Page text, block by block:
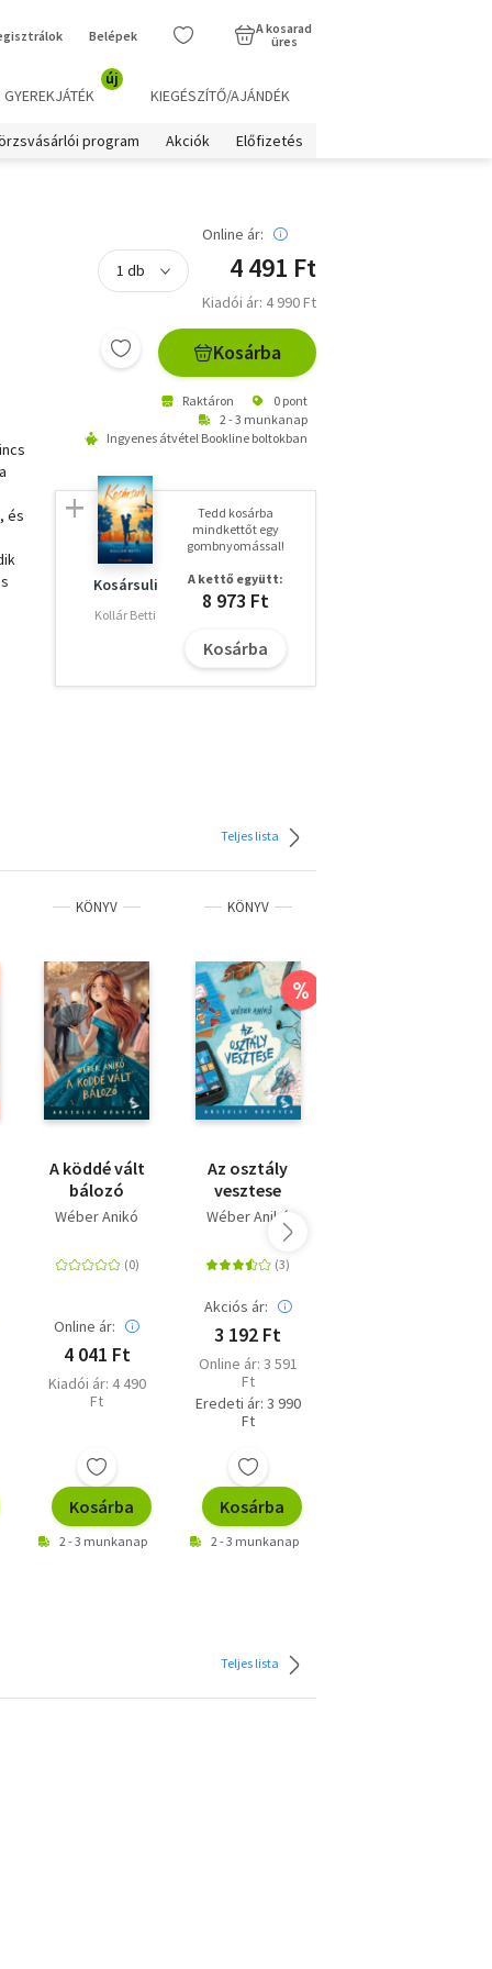
Belépek
A kosarad
üres
GYEREKJÁTÉK
új
KIEGÉSZÍTŐ/AJÁNDÉK
program Akciók Előfizetés
és
Online ár:
4 491 Ft
Kiadói ár: 4 990 Ft
Kosárba
Raktáron
0 pont
2 - 3 munkanap
Ingyenes átvétel Bookline boltokban
Kosársuli
Kollár Betti
Tedd kosárba
mindkettőt egy
gombnyomással!
A kettő együtt:
8 973 Ft
Kosárba
Teljes lista
KÖNYV
A köddé vált
bálozó
Wéber Anikó
Online ár:
4 041 Ft
Kiadói ár: 4 490
Ft
Kosárba
2 - 3 munkanap
KÖNYV
%
Az osztály
vesztese
Wéber Anikó
Akciós ár:
3 192 Ft
Online ár: 3 591
Ft
Eredeti ár: 3 990
Ft
Kosárba
2 - 3 munkanap
Teljes lista